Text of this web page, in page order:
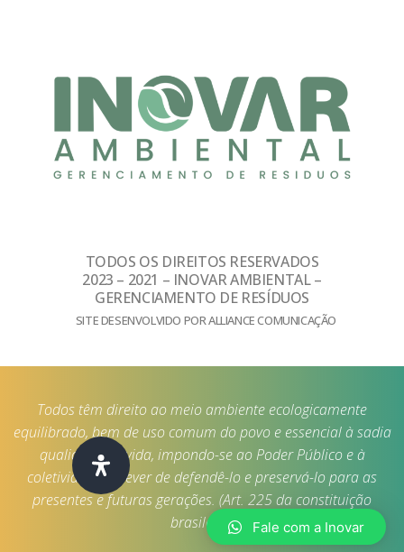
TODOS OS DIREITOS RESERVADOS
2023 – 2021 – INOVAR AMBIENTAL –
GERENCIAMENTO DE RESÍDUOS
SITE DESENVOLVIDO POR ALLIANCE COMUNICAÇÃO
Todos têm direito ao meio ambiente ecologicamente
equilibrado, bem de uso comum do povo e essencial à sadia
qualidade de vida, impondo-se ao Poder Público e à
coletividade o dever de defendê-lo e preservá-lo para as
presentes e futuras gerações. (Art. 225 da constituição
brasileira)
Fale com a Inovar